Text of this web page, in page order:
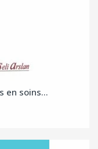
en soins...